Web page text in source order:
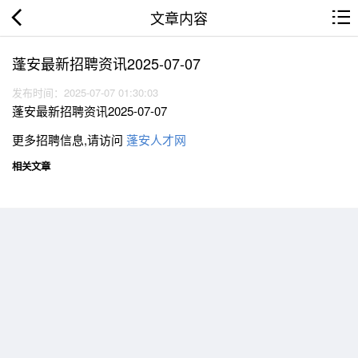
文章内容
蓬安最新招聘资讯2025-07-07
发布时间：2025-07-07 01:30:03
蓬安最新招聘资讯2025-07-07
更多招聘信息,请访问 蓬安人才网
相关文章